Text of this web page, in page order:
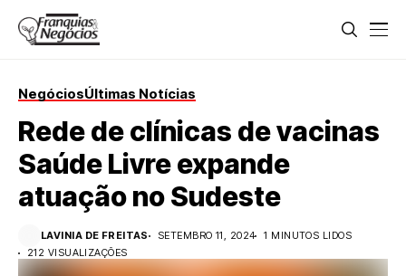
NegóciosÚltimas Notícias
Rede de clínicas de vacinas
Saúde Livre expande
atuação no Sudeste
LAVINIA DE FREITAS SETEMBRO 11, 2024
1 MINUTOS LIDOS
212 VISUALIZAÇÕES